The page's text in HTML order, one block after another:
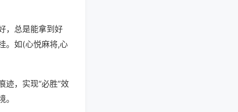
，总是能拿到好
。如(心悦麻将,心
迹，实现“必胜”效